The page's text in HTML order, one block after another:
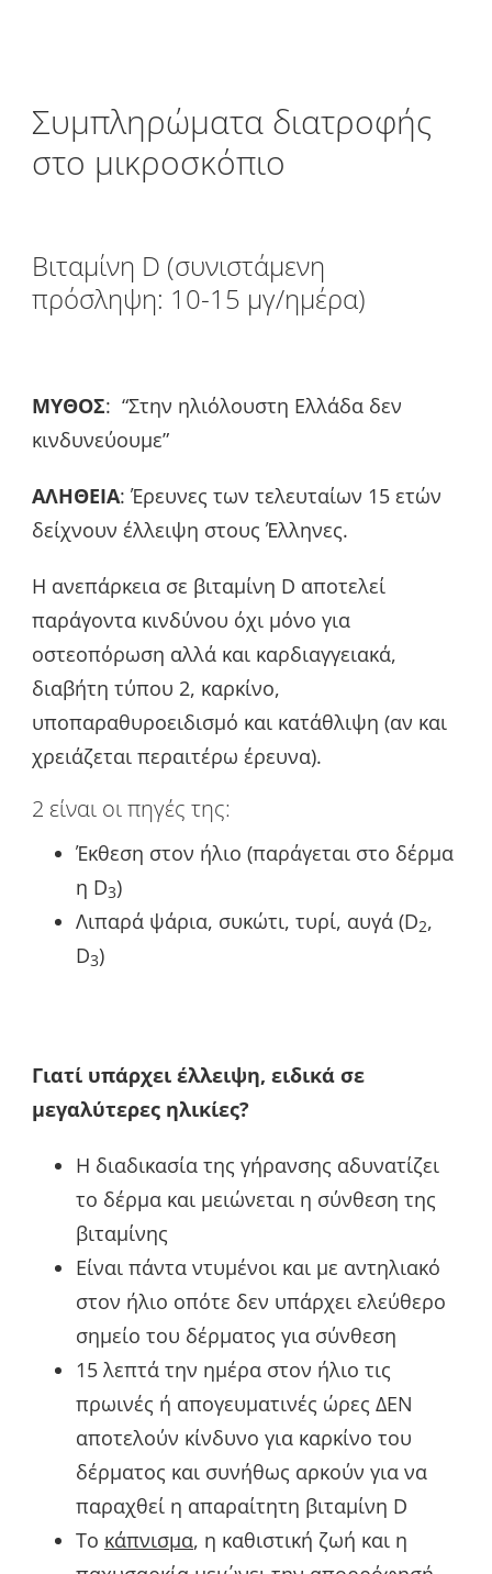
Συμπληρώματα διατροφής
στο μικροσκόπιο
Βιταμίνη D (συνιστάμενη
πρόσληψη: 10-15 μγ/ημέρα)
ΜΥΘΟΣ: “Στην ηλιόλουστη Ελλάδα δεν
κινδυνεύουμε”
ΑΛΗΘΕΙΑ: Έρευνες των τελευταίων 15 ετών
δείχνουν έλλειψη στους Έλληνες.
Η ανεπάρκεια σε βιταμίνη D αποτελεί
παράγοντα κινδύνου όχι μόνο για
οστεοπόρωση αλλά και καρδιαγγειακά,
διαβήτη τύπου 2, καρκίνο,
υποπαραθυροειδισμό και κατάθλιψη (αν και
χρειάζεται περαιτέρω έρευνα).
2 είναι οι πηγές της:
Έκθεση στον ήλιο (παράγεται στο δέρμα
η D3)
Λιπαρά ψάρια, συκώτι, τυρί, αυγά (D2,
D3)
Γιατί υπάρχει έλλειψη, ειδικά σε
μεγαλύτερες ηλικίες?
Η διαδικασία της γήρανσης αδυνατίζει
το δέρμα και μειώνεται η σύνθεση της
βιταμίνης
Είναι πάντα ντυμένοι και με αντηλιακό
στον ήλιο οπότε δεν υπάρχει ελεύθερο
σημείο του δέρματος για σύνθεση
15 λεπτά την ημέρα στον ήλιο τις
πρωινές ή απογευματινές ώρες ΔΕΝ
αποτελούν κίνδυνο για καρκίνο του
δέρματος και συνήθως αρκούν για να
παραχθεί η απαραίτητη βιταμίνη D
Το κάπνισμα, η καθιστική ζωή και η